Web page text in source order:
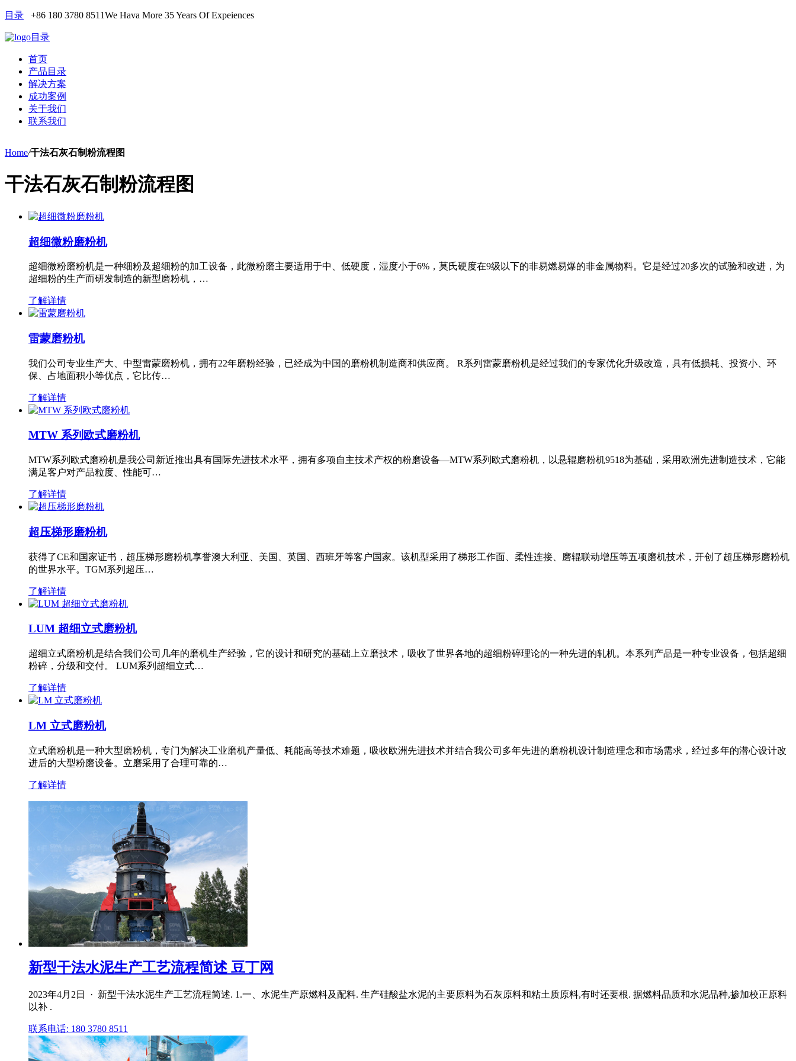
目录 +86 180 3780 8511We Hava More 35 Years Of Expeiences
目录
首页
产品目录
解决方案
成功案例
关于我们
联系我们
Home/干法石灰石制粉流程图
干法石灰石制粉流程图
超细微粉磨粉机
超细微粉磨粉机是一种细粉及超细粉的加工设备，此微粉磨主要适用于中、低硬度，湿度小于6%，莫氏硬度在9级以下的非易燃易爆的非金属物料。它是经过20多次的试验和改进，为
超细粉的生产而研发制造的新型磨粉机，…
了解详情
雷蒙磨粉机
我们公司专业生产大、中型雷蒙磨粉机，拥有22年磨粉经验，已经成为中国的磨粉机制造商和供应商。 R系列雷蒙磨粉机是经过我们的专家优化升级改造，具有低损耗、投资小、环
保、占地面积小等优点，它比传…
了解详情
MTW 系列欧式磨粉机
MTW系列欧式磨粉机是我公司新近推出具有国际先进技术水平，拥有多项自主技术产权的粉磨设备—MTW系列欧式磨粉机，以悬辊磨粉机9518为基础，采用欧洲先进制造技术，它能
满足客户对产品粒度、性能可…
了解详情
超压梯形磨粉机
获得了CE和国家证书，超压梯形磨粉机享誉澳大利亚、美国、英国、西班牙等客户国家。该机型采用了梯形工作面、柔性连接、磨辊联动增压等五项磨机技术，开创了超压梯形磨粉机
的世界水平。TGM系列超压…
了解详情
LUM 超细立式磨粉机
超细立式磨粉机是结合我们公司几年的磨机生产经验，它的设计和研究的基础上立磨技术，吸收了世界各地的超细粉碎理论的一种先进的轧机。本系列产品是一种专业设备，包括超细
粉碎，分级和交付。 LUM系列超细立式…
了解详情
LM 立式磨粉机
立式磨粉机是一种大型磨粉机，专门为解决工业磨机产量低、耗能高等技术难题，吸收欧洲先进技术并结合我公司多年先进的磨粉机设计制造理念和市场需求，经过多年的潜心设计改
进后的大型粉磨设备。立磨采用了合理可靠的…
了解详情
新型干法水泥生产工艺流程简述 豆丁网
2023年4月2日 · 新型干法水泥生产工艺流程简述. 1.一、水泥生产原燃料及配料. 生产硅酸盐水泥的主要原料为石灰原料和粘土质原料,有时还要根. 据燃料品质和水泥品种,掺加校正原料
以补 .
联系电话: 180 3780 8511